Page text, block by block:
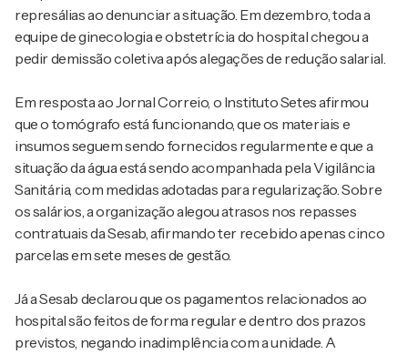
represálias ao denunciar a situação. Em dezembro, toda a
equipe de ginecologia e obstetrícia do hospital chegou a
pedir demissão coletiva após alegações de redução salarial.
Em resposta ao Jornal Correio, o Instituto Setes afirmou
que o tomógrafo está funcionando, que os materiais e
insumos seguem sendo fornecidos regularmente e que a
situação da água está sendo acompanhada pela Vigilância
Sanitária, com medidas adotadas para regularização. Sobre
os salários, a organização alegou atrasos nos repasses
contratuais da Sesab, afirmando ter recebido apenas cinco
parcelas em sete meses de gestão.
Já a Sesab declarou que os pagamentos relacionados ao
hospital são feitos de forma regular e dentro dos prazos
previstos, negando inadimplência com a unidade. A